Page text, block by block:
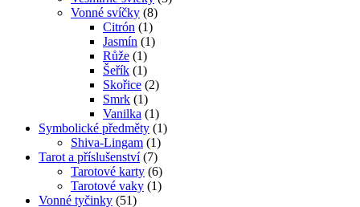
Vonné svíčky (8)
Citrón (1)
Jasmín (1)
Růže (1)
Šeřík (1)
Skořice (2)
Smrk (1)
Vanilka (1)
Symbolické předměty (1)
Shiva-Lingam (1)
Tarot a příslušenství (7)
Tarotové karty (6)
Tarotové vaky (1)
Vonné tyčinky (51)